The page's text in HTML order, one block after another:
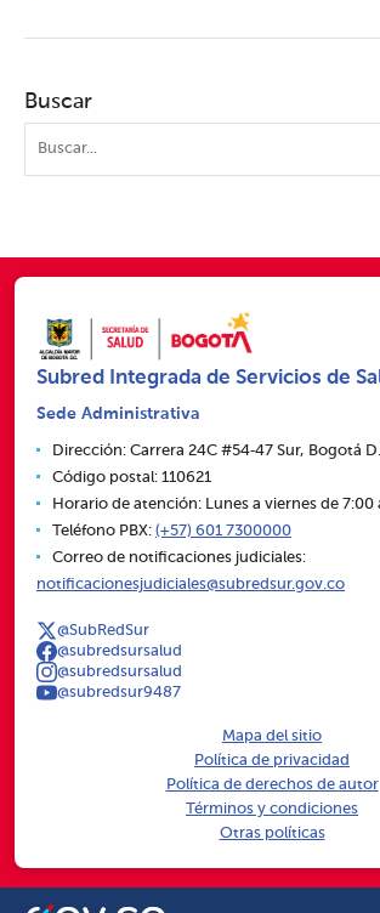
Buscar
Subred Integrada de Servicios de
Sede Administrativa
Dirección: Carrera 24C #54‑47 Sur, Bogotá
Código postal: 110621
Horario de atención: Lunes a viernes de 7:00
Teléfono PBX: (+57) 601 7300000
Correo de notificaciones judiciales:
notificacionesjudiciales@subredsur.gov.co
@SubRedSur
@subredsursalud
@subredsursalud
@subredsur9487
Mapa del sitio
Política de privacidad
Política de derechos de autor
Términos y condiciones
Otras políticas